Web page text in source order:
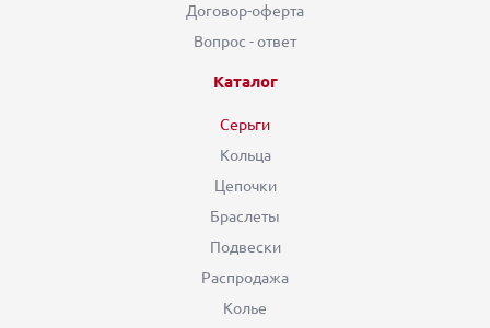
Договор-оферта
Вопрос - ответ
Каталог
Серьги
Кольца
Цепочки
Браслеты
Подвески
Распродажа
Колье